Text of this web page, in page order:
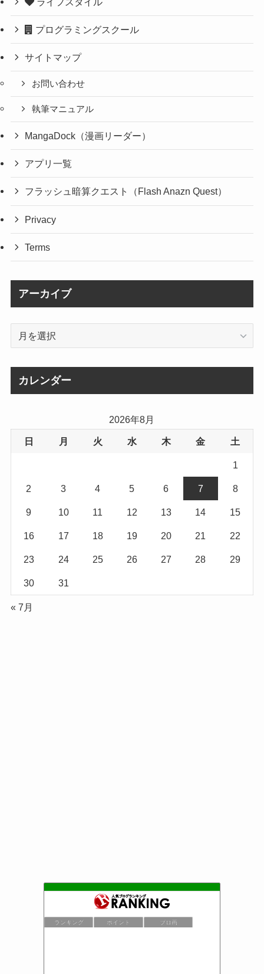
プログラミングスクール
サイトマップ
お問い合わせ
執筆マニュアル
MangaDock（漫画リーダー）
アプリ一覧
フラッシュ暗算クエスト（Flash Anazn Quest）
Privacy
Terms
アーカイブ
カレンダー
2026年8月
日 月 火 水 木 金 土
1
2 3 4 5 6 7 8
9 10 11 12 13 14 15
16 17 18 19 20 21 22
23 24 25 26 27 28 29
30 31
« 7月
ランキング ポイント ブロ画